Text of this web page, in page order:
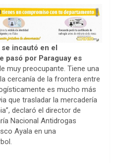
se incautó en el
pasó por Paraguay es
muy preocupante. Tiene una
cercanía de la frontera entre
es mucho más
que trasladar la mercadería
declaró el director de
Nacional Antidrogas
Ayala en una